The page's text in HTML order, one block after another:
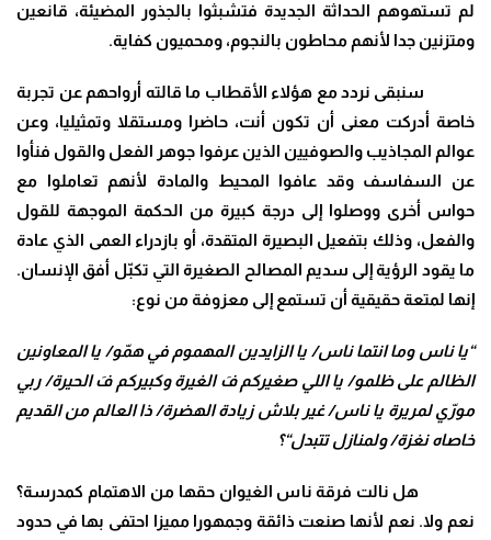
لم تستهوهم الحداثة الجديدة فتشبثوا بالجذور المضيئة، قانعين
ومتزنين جدا لأنهم محاطون بالنجوم، ومحميون كفاية.
سنبقى نردد مع هؤلاء الأقطاب ما قالته أرواحهم عن تجربة
خاصة أدركت معنى أن تكون أنت، حاضرا ومستقلا وتمثيليا، وعن
عوالم المجاذيب والصوفيين الذين عرفوا جوهر الفعل والقول فنأوا
عن السفاسف وقد عافوا المحيط والمادة لأنهم تعاملوا مع
حواس أخرى ووصلوا إلى درجة كبيرة من الحكمة الموجهة للقول
والفعل، وذلك بتفعيل البصيرة المتقدة، أو بازدراء العمى الذي عادة
ما يقود الرؤية إلى سديم المصالح الصغيرة التي تكبّل أفق الإنسان.
إنها لمتعة حقيقية أن تستمع إلى معزوفة من نوع:
“يا ناس وما انتما ناس/ يا الزايدين المهموم في همّو/ يا المعاونين
الظالم على ظلمو/ يا اللي صغيركم فَ الغيرة وكبيركم فَ الحيرة/ ربي
مورّي لمريرة يا ناس/ غير بلاش زيادة الهضرة/ ذا العالم من القديم
خاصاه نغزة/ ولمنازل تتبدل“؟
هل نالت فرقة ناس الغيوان حقها من الاهتمام كمدرسة؟
نعم ولا. نعم لأنها صنعت ذائقة وجمهورا مميزا احتفى بها في حدود